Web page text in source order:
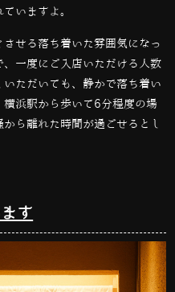
いますよ。
せる落ち着いた雰囲気になっ
一度にご入店いただける人数
ただいても、静かで落ち着い
浜駅から歩いて6分程度の場
ら離れた時間が過ごせるとし
す